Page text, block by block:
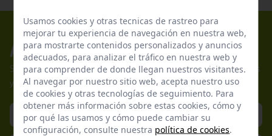
Apúntate a nuestros boletines
Suscríbete a nuestra newsletter y no te pierdas nuestras ofertas
y promociones exclusivas.
Usamos cookies y otras tecnicas de rastreo para
mejorar tu experiencia de navegación en nuestra web,
para mostrarte contenidos personalizados y anuncios
adecuados, para analizar el tráfico en nuestra web y
para comprender de donde llegan nuestros visitantes.
Al navegar por nuestro sitio web, acepta nuestro uso
de cookies y otras tecnologías de seguimiento. Para
obtener más información sobre estas cookies, cómo y
por qué las usamos y cómo puede cambiar su
configuración, consulte nuestra política de cookies.